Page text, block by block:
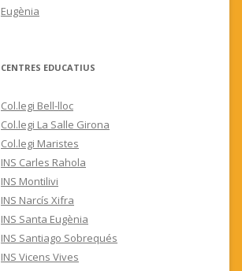
Eugènia
CENTRES EDUCATIUS
Col.legi Bell-lloc
Col.legi La Salle Girona
Col.legi Maristes
INS Carles Rahola
INS Montilivi
INS Narcís Xifra
INS Santa Eugènia
INS Santiago Sobrequés
INS Vicens Vives